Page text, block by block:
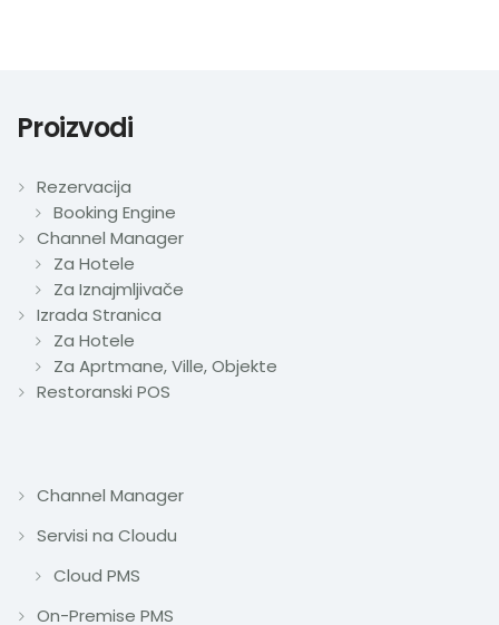
Proizvodi
Rezervacija
Booking Engine
Channel Manager
Za Hotele
Za Iznajmljivače
Izrada Stranica
Za Hotele
Za Aprtmane, Ville, Objekte
Restoranski POS
Channel Manager
Servisi na Cloudu
Cloud PMS
On-Premise PMS